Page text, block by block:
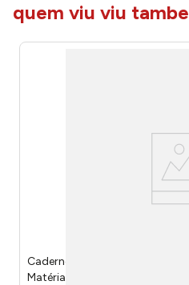
quem viu viu
Caderno Universitário Espiral
Matérias 160 Folhas 6883477 -